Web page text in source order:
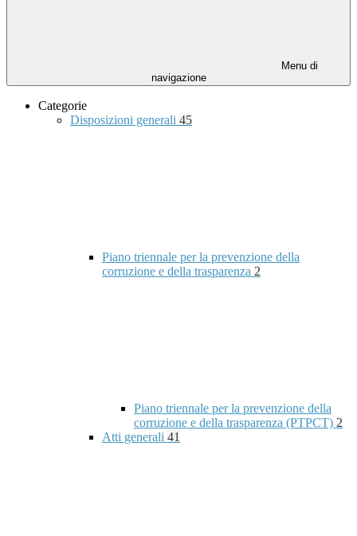
Menu di
navigazione
Categorie
Disposizioni generali 45
Piano triennale per la prevenzione della
corruzione e della trasparenza 2
Piano triennale per la prevenzione della
corruzione e della trasparenza (PTPCT) 2
Atti generali 41